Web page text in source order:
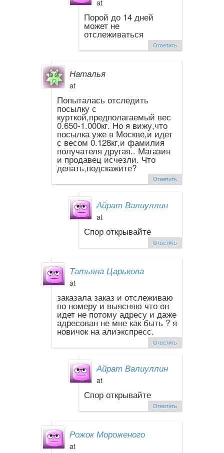
Порой до 14 дней
может не
отслеживаться
Ответить
Наталья
at
Попыталась отследить
посылку с
курткой,предполагаемый вес
0.650-1.000кг. Но я вижу,что
посылка уже в Москве,и идет
с весом 0.128кг,и фамилия
получателя другая.. Магазин
и продавец исчезли. Что
делать,подскажите?
Ответить
Айрат Валиуллин
at
Спор открывайте
Ответить
Татьяна Царькова
at
заказала заказ и отслеживаю
по номеру и выясняю что он
идет не потому адресу и даже
адресован не мне как быть ? я
новичок на алиэкспресс.
Ответить
Айрат Валиуллин
at
Спор открывайте
Ответить
Рожок Мороженого
at